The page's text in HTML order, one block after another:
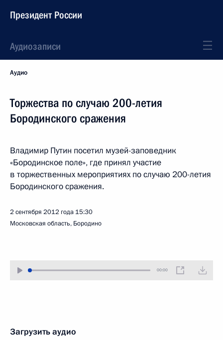
Президент России
Аудиозаписи
Аудио
Торжества по случаю 200-летия
Бородинского сражения
Владимир Путин посетил музей-заповедник
«Бородинское поле», где принял участие
в торжественных мероприятиях по случаю 200-летия
Бородинского сражения.
2 сентября 2012 года 15:30
Московская область, Бородино
00:00
Загрузить аудио